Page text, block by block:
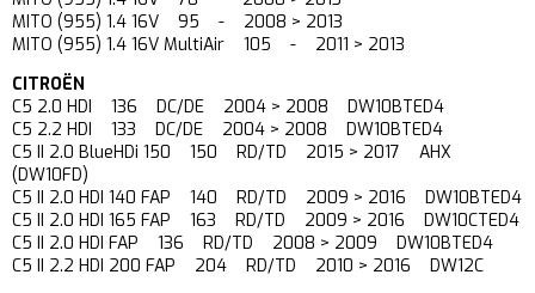
MITO (955) 1.4 16V 95 - 2008 > 2013
MITO (955) 1.4 16V MultiAir 105 - 2011 > 2013
CITROËN
C5 2.0 HDI 136 DC/DE 2004 > 2008 DW10BTED4
C5 2.2 HDI 133 DC/DE 2004 > 2008 DW10BTED4
C5 II 2.0 BlueHDi 150 150 RD/TD 2015 > 2017 AHX
(DW10FD)
C5 II 2.0 HDI 140 FAP 140 RD/TD 2009 > 2016 DW10BTED4
C5 II 2.0 HDI 165 FAP 163 RD/TD 2009 > 2016 DW10CTED4
C5 II 2.0 HDI FAP 136 RD/TD 2008 > 2009 DW10BTED4
C5 II 2.2 HDI 200 FAP 204 RD/TD 2010 > 2016 DW12C